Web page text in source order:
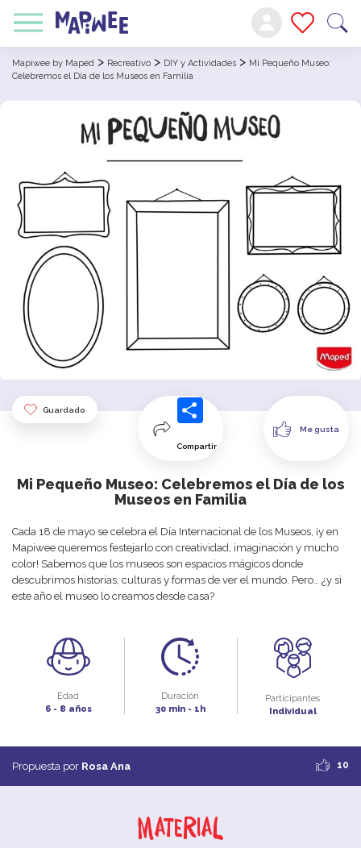
Mapiwee by Maped > Recreativo > DIY y Actividades > Mi Pequeño Museo:
Celebremos el Día de los Museos en Familia
Guardado
Compartir
Me gusta
Mi Pequeño Museo: Celebremos el Día de los
Museos en Familia
Cada 18 de mayo se celebra el Día Internacional de los Museos, ¡y en
Mapiwee queremos festejarlo con creatividad, imaginación y mucho
color! Sabemos que los museos son espacios mágicos donde
descubrimos historias, culturas y formas de ver el mundo. Pero… ¿y si
este año el museo lo creamos desde casa?
Edad
6 - 8 años
Duración
30 min - 1h
Participantes
Individual
Propuesta por Rosa Ana 10
Material